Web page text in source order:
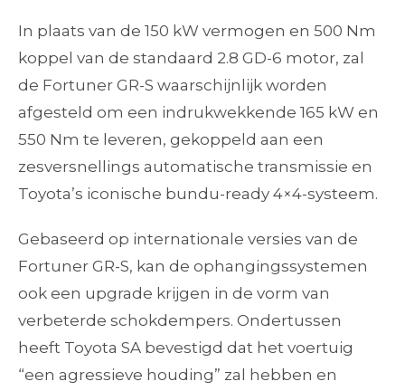
In plaats van de 150 kW vermogen en 500 Nm
koppel van de standaard 2.8 GD-6 motor, zal
de Fortuner GR-S waarschijnlijk worden
afgesteld om een indrukwekkende 165 kW en
550 Nm te leveren, gekoppeld aan een
zesversnellings automatische transmissie en
Toyota’s iconische bundu-ready 4×4-systeem.
Gebaseerd op internationale versies van de
Fortuner GR-S, kan de ophangingssystemen
ook een upgrade krijgen in de vorm van
verbeterde schokdempers. Ondertussen
heeft Toyota SA bevestigd dat het voertuig
“een agressieve houding” zal hebben en